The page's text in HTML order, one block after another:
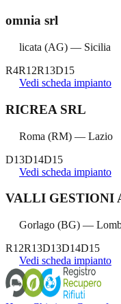
omnia srl
licata (AG) — Sicilia
R4R12R13D15
Vedi scheda impianto
RICREA SRL
Roma (RM) — Lazio
D13D14D15
Vedi scheda impianto
VALLI GESTIONI
Gorlago (BG) —
R12R13D13D14D15
Vedi scheda impianto